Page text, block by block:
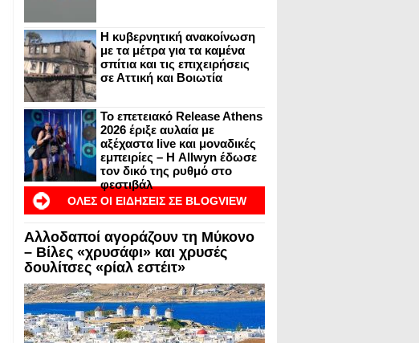
Η κυβερνητική ανακοίνωση
με τα μέτρα για τα καμένα
σπίτια και τις επιχειρήσεις
σε Αττική και Βοιωτία
Το επετειακό Release Athens
2026 έριξε αυλαία με
αξέχαστα live και μοναδικές
εμπειρίες – Η Allwyn έδωσε
τον δικό της ρυθμό στο
φεστιβάλ
ΟΛΕΣ ΟΙ ΕΙΔΗΣΕΙΣ ΣΕ BLOGVIEW
Αλλοδαποί αγοράζουν τη Μύκονο
– Βίλες «χρυσάφι» και χρυσές
δουλίτσες «ρίαλ εστέιτ»